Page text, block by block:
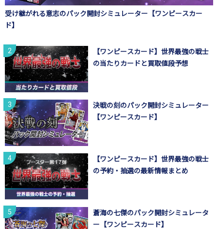
受け継がれる意志のパック開封シミュレーター【ワンピースカー
ド】
【ワンピースカード】世界最強の戦士
の当たりカードと買取値段予想
決戦の刻のパック開封シミュレーター
【ワンピースカード】
【ワンピースカード】世界最強の戦士
の予約・抽選の最新情報まとめ
蒼海の七傑のパック開封シミュレータ
ー【ワンピースカード】